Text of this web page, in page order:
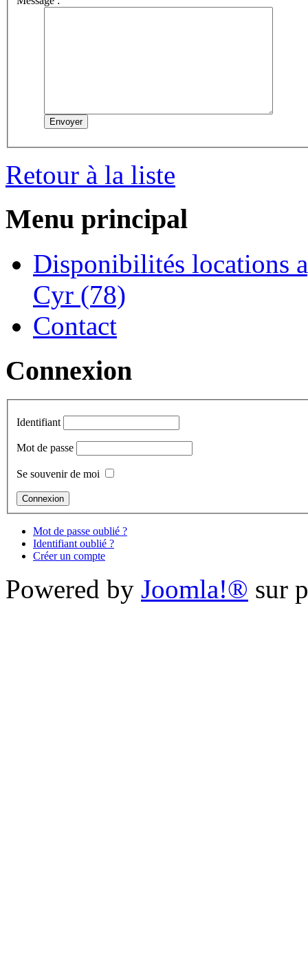
Retour à la liste
Menu principal
Disponibilités locations
Cyr (78)
Contact
Connexion
Identifiant
Mot de passe
Se souvenir de moi
Mot de passe oublié ?
Identifiant oublié ?
Créer un compte
Powered by Joomla!® sur